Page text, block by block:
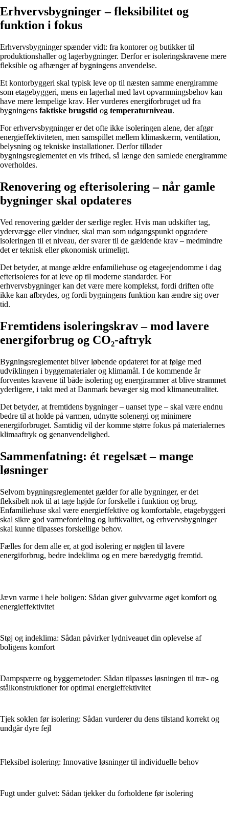
Erhvervsbygninger – fleksibilitet og
funktion i fokus
Erhvervsbygninger spænder vidt: fra kontorer og butikker til
produktionshaller og lagerbygninger. Derfor er isoleringskravene mere
fleksible og afhænger af bygningens anvendelse.
Et kontorbyggeri skal typisk leve op til næsten samme energiramme
som etagebyggeri, mens en lagerhal med lavt opvarmningsbehov kan
have mere lempelige krav. Her vurderes energiforbruget ud fra
bygningens faktiske brugstid og temperaturniveau.
For erhvervsbygninger er det ofte ikke isoleringen alene, der afgør
energieffektiviteten, men samspillet mellem klimaskærm, ventilation,
belysning og tekniske installationer. Derfor tillader
bygningsreglementet en vis frihed, så længe den samlede energiramme
overholdes.
Renovering og efterisolering – når gamle
bygninger skal opdateres
Ved renovering gælder der særlige regler. Hvis man udskifter tag,
ydervægge eller vinduer, skal man som udgangspunkt opgradere
isoleringen til et niveau, der svarer til de gældende krav – medmindre
det er teknisk eller økonomisk urimeligt.
Det betyder, at mange ældre enfamiliehuse og etageejendomme i dag
efterisoleres for at leve op til moderne standarder. For
erhvervsbygninger kan det være mere komplekst, fordi driften ofte
ikke kan afbrydes, og fordi bygningens funktion kan ændre sig over
tid.
Fremtidens isoleringskrav – mod lavere
energiforbrug og CO₂-aftryk
Bygningsreglementet bliver løbende opdateret for at følge med
udviklingen i byggematerialer og klimamål. I de kommende år
forventes kravene til både isolering og energirammer at blive strammet
yderligere, i takt med at Danmark bevæger sig mod klimaneutralitet.
Det betyder, at fremtidens bygninger – uanset type – skal være endnu
bedre til at holde på varmen, udnytte solenergi og minimere
energiforbruget. Samtidig vil der komme større fokus på materialernes
klimaaftryk og genanvendelighed.
Sammenfatning: ét regelsæt – mange
løsninger
Selvom bygningsreglementet gælder for alle bygninger, er det
fleksibelt nok til at tage højde for forskelle i funktion og brug.
Enfamiliehuse skal være energieffektive og komfortable, etagebyggeri
skal sikre god varmefordeling og luftkvalitet, og erhvervsbygninger
skal kunne tilpasses forskellige behov.
Fælles for dem alle er, at god isolering er nøglen til lavere
energiforbrug, bedre indeklima og en mere bæredygtig fremtid.
Jævn varme i hele boligen: Sådan giver gulvvarme øget komfort og
energieffektivitet
Støj og indeklima: Sådan påvirker lydniveauet din oplevelse af
boligens komfort
Dampspærre og byggemetoder: Sådan tilpasses løsningen til træ- og
stålkonstruktioner for optimal energieffektivitet
Tjek soklen før isolering: Sådan vurderer du dens tilstand korrekt og
undgår dyre fejl
Fleksibel isolering: Innovative løsninger til individuelle behov
Fugt under gulvet: Sådan tjekker du forholdene før isolering